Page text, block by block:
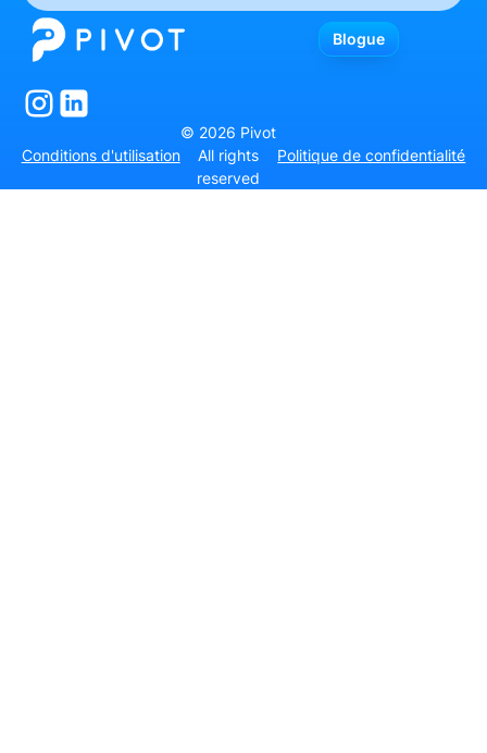
Blogue
Blogue
Conditions d'utilisation
© 2026 Pivot
All rights
reserved
Politique de confidentialité